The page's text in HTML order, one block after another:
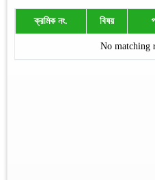
ক্রমিক নং. বিষয়
No matching